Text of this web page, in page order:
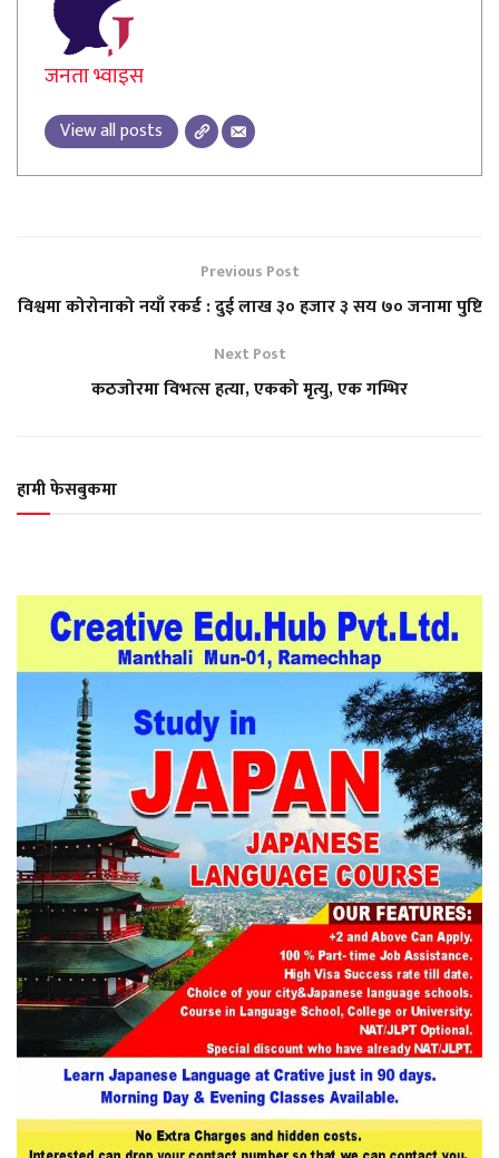
जनता भ्वाइस
View all posts
Previous Post
विश्वमा कोरोनाको नयाँ रकर्ड : दुई लाख ३० हजार ३ सय ७० जनामा पुष्टि
Next Post
कठजोरमा विभत्स हत्या, एकको मृत्यु, एक गम्भिर
हामी फेसबुकमा